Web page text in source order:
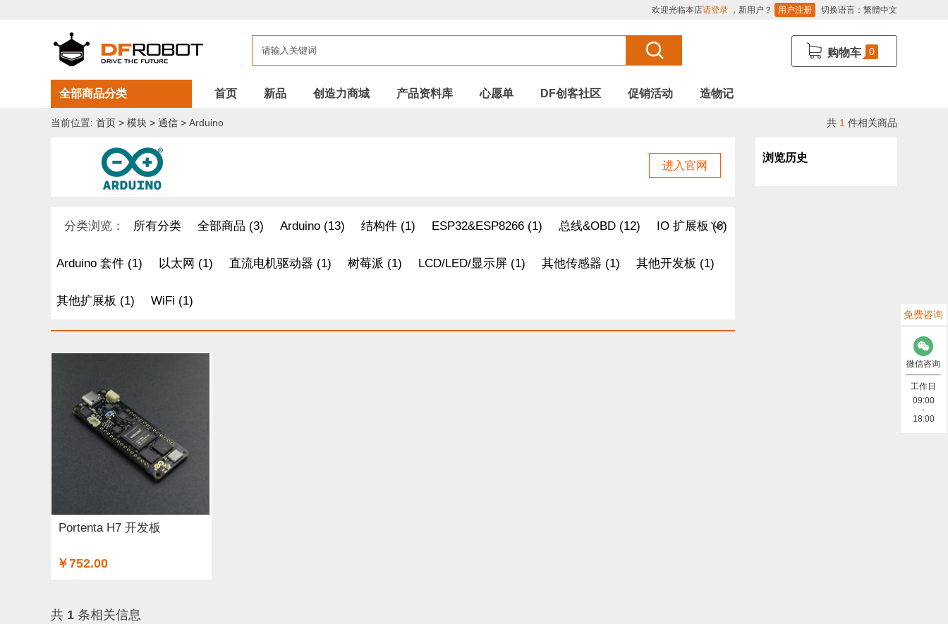
欢迎光临本店请登录 ，新用户？ 用户注册 切换语言： 繁體中文
购物车 0
全部商品分类 首页 新品 创造力商城 产品资料库 心愿单 DF创客社区 促销活动 造物记
当前位置: 首页 > 模块 > 通信 > Arduino 共 1 件相关商品
进入官网
分类浏览： 所有分类 全部商品 (3) Arduino (13) 结构件 (1) ESP32&ESP8266 (1) 总线&OBD (12) IO 扩展板 (6)
Arduino 套件 (1) 以太网 (1) 直流电机驱动器 (1) 树莓派 (1) LCD/LED/显示屏 (1) 其他传感器 (1) 其他开发板 (1)
其他扩展板 (1) WiFi (1)
Portenta H7 开发板
￥752.00
共 1 条相关信息
浏览历史
免费咨询
微信咨询
工作日
09:00
-
18:00